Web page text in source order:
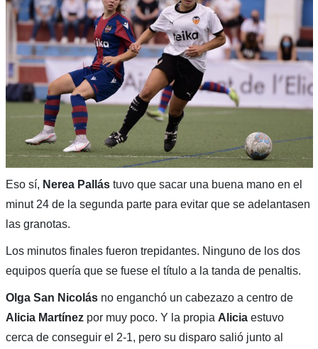
Eso sí, Nerea Pallástuvo que sacar una buena mano en el
minut 24 de la segunda parte para evitar que se adelantasen
las granotas.
Los minutos finales fueron trepidantes. Ninguno de los dos
equipos quería que se fuese el título a la tanda de penaltis.
Olga San Nicolás no enganchó un cabezazo a centro de
Alicia Martínez por muy poco. Y la propia Aliciaestuvo
cerca de conseguir el 2-1, pero su disparo salió junto al